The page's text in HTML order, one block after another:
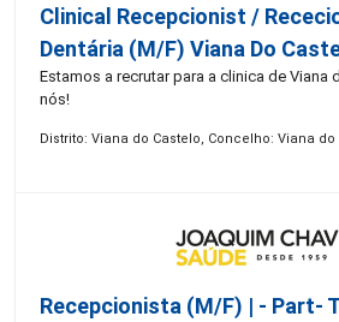
Clinical Recepcionist /
Dentária (M/F) Viana Do
Estamos a recrutar para a clinica de Viana
nós!
Distrito: Viana do Castelo, Concelho: Viana do
Recepcionista (M/F) | - Part-